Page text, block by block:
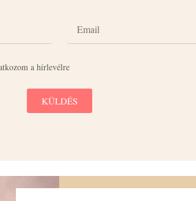
a hírlevélre
KÜLDÉS